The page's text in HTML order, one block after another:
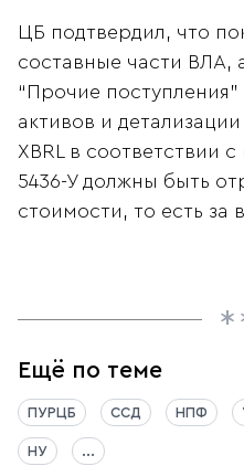
ЦБ подтвердил, что
составные части ВЛА,
“Прочие
активов и
XBRL в соответствии
5436-У должны быть
стоимости, то есть за
Ещё по теме
ПУРЦБ ССД НПФ
НУ ...